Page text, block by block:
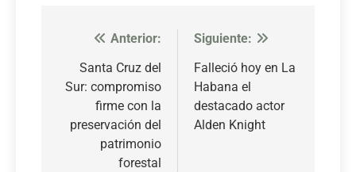
Navegación
entradas
Anterior:
Santa Cruz del
Sur: compromiso
firme con la
preservación del
patrimonio
forestal
Siguiente:
Falleció hoy en La
Habana el
destacado actor
Alden Knight